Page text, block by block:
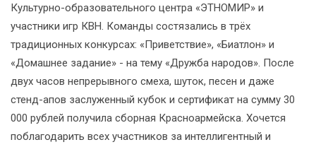
Культурно-образовательного центра «ЭТНОМИР» и
участники игр КВН. Команды состязались в трёх
традиционных конкурсах: «Приветствие», «Биатлон» и
«Домашнее задание» - на тему «Дружба народов». После
двух часов непрерывного смеха, шуток, песен и даже
стенд-апов заслуженный кубок и сертификат на сумму 30
000 рублей получила сборная Красноармейска. Хочется
поблагодарить всех участников за интеллигентный и